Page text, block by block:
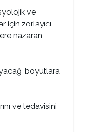
ve
için zorlayıcı
nazaran
boyutlara
ve tedavisini